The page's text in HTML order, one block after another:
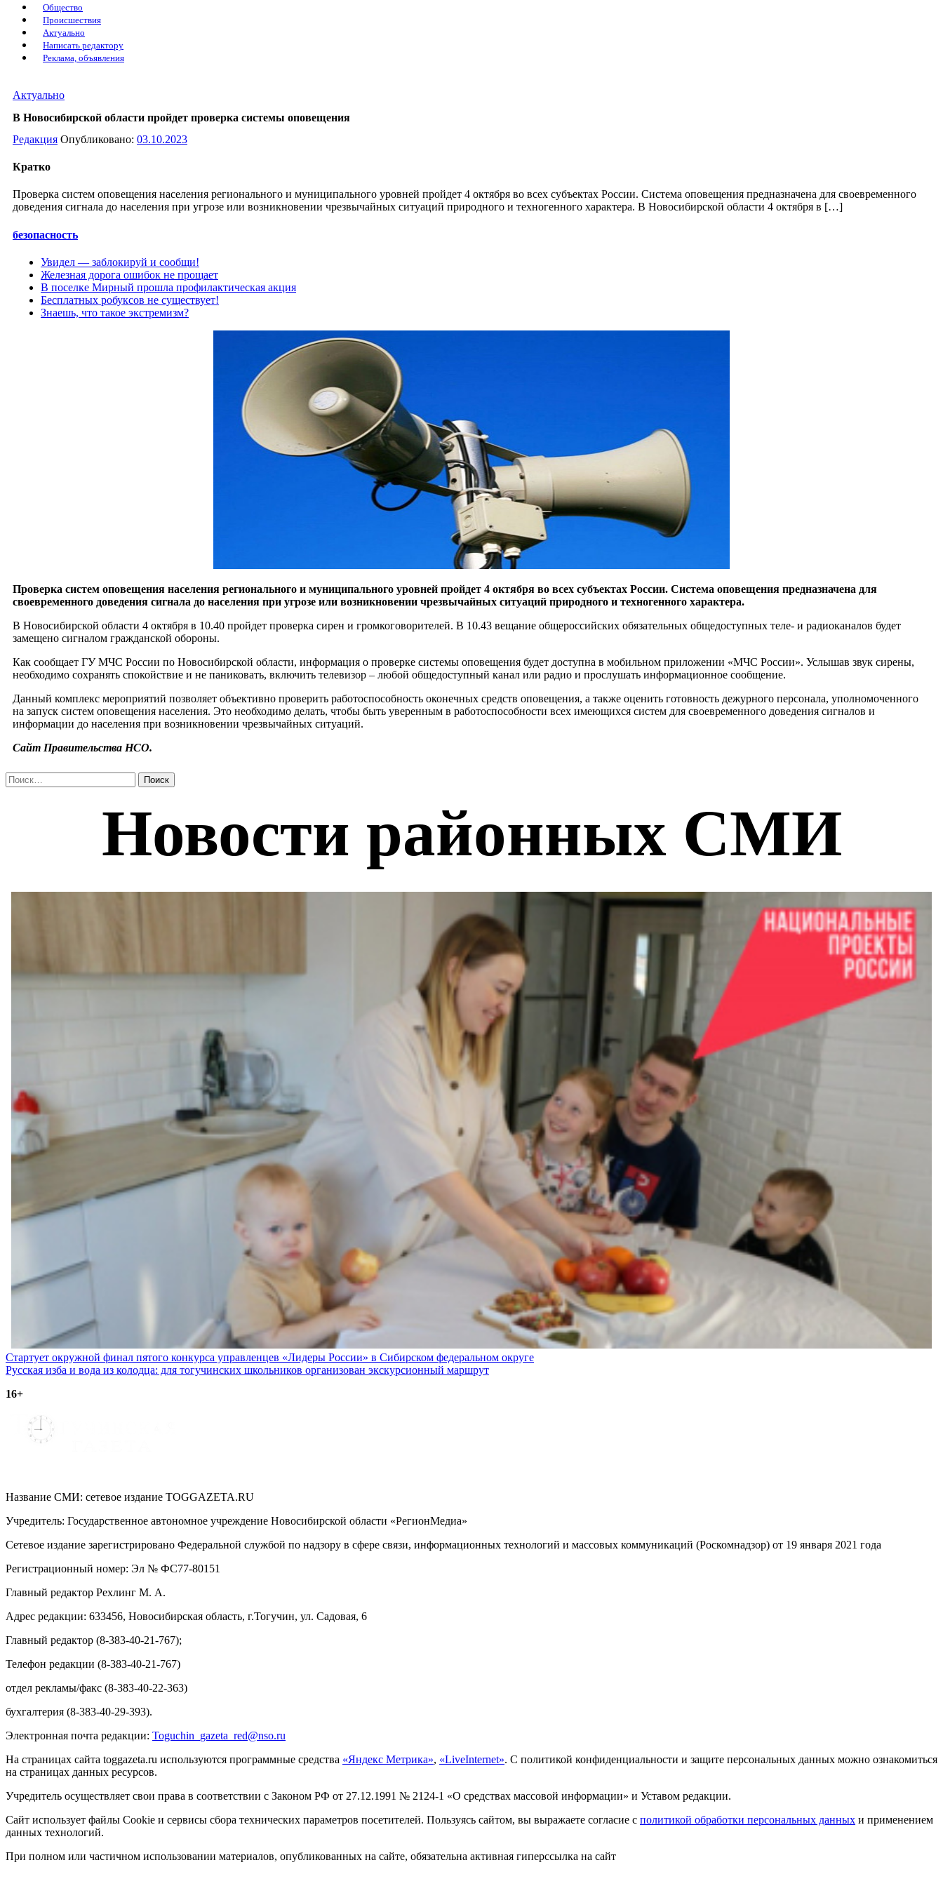
Общество
Происшествия
Актуально
Написать редактору
Реклама, объявления
Актуально
В Новосибирской области пройдет проверка системы оповещения
Редакция Опубликовано: 03.10.2023
Кратко
Проверка систем оповещения населения регионального и муниципального уровней пройдет 4 октября во всех субъектах России. Система оповещения предназначена для своевременного
доведения сигнала до населения при угрозе или возникновении чрезвычайных ситуаций природного и техногенного характера. В Новосибирской области 4 октября в […]
безопасность
Увидел — заблокируй и сообщи!
Железная дорога ошибок не прощает
В поселке Мирный прошла профилактическая акция
Бесплатных робуксов не существует!
Знаешь, что такое экстремизм?
Проверка систем оповещения населения регионального и муниципального уровней пройдет 4 октября во всех субъектах России. Система оповещения предназначена для
своевременного доведения сигнала до населения при угрозе или возникновении чрезвычайных ситуаций природного и техногенного характера.
В Новосибирской области 4 октября в 10.40 пройдет проверка сирен и громкоговорителей. В 10.43 вещание общероссийских обязательных общедоступных теле- и радиоканалов будет
замещено сигналом гражданской обороны.
Как сообщает ГУ МЧС России по Новосибирской области, информация о проверке системы оповещения будет доступна в мобильном приложении «МЧС России». Услышав звук сирены,
необходимо сохранять спокойствие и не паниковать, включить телевизор – любой общедоступный канал или радио и прослушать информационное сообщение.
Данный комплекс мероприятий позволяет объективно проверить работоспособность оконечных средств оповещения, а также оценить готовность дежурного персонала, уполномоченного
на запуск систем оповещения населения. Это необходимо делать, чтобы быть уверенным в работоспособности всех имеющихся систем для своевременного доведения сигналов и
информации до населения при возникновении чрезвычайных ситуаций.
Сайт Правительства НСО.
Найти:
Навигация
по
записям
Стартует окружной финал пятого конкурса управленцев «Лидеры России» в Сибирском федеральном округе
Русская изба и вода из колодца: для тогучинских школьников организован экскурсионный маршрут
16+
Название СМИ: cетевое издание TOGGAZETA.RU
Учредитель: Государственное автономное учреждение Новосибирской области «РегионМедиа»
Сетевое издание зарегистрировано Федеральной службой по надзору в сфере связи, информационных технологий и массовых коммуникаций (Роскомнадзор) от 19 января 2021 года
Регистрационный номер: Эл № ФС77-80151
Главный редактор Рехлинг М. А.
Адрес редакции: 633456, Новосибирская область, г.Тогучин, ул. Садовая, 6
Главный редактор (8-383-40-21-767);
Телефон редакции (8-383-40-21-767)
отдел рекламы/факс (8-383-40-22-363)
бухгалтерия (8-383-40-29-393).
Электронная почта редакции: Toguchin gazeta red@nso.ru
На страницах сайта toggazeta.ru используются программные средства «Яндекс Метрика», «LiveInternet». С политикой конфиденциальности и защите персональных данных можно ознакомиться
на страницах данных ресурсов.
Учредитель осуществляет свои права в соответствии с Законом РФ от 27.12.1991 № 2124-1 «О средствах массовой информации» и Уставом редакции.
Сайт использует файлы Cookie и сервисы сбора технических параметров посетителей. Пользуясь сайтом, вы выражаете согласие с политикой обработки персональных данных и применением
данных технологий.
При полном или частичном использовании материалов, опубликованных на сайте, обязательна активная гиперссылка на сайт